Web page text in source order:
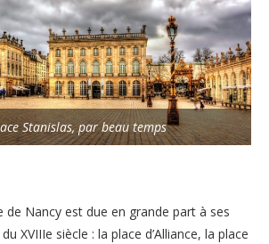
Stanislas, par beau temps
de Nancy est due en grande part à ses
XVIIIe siècle : la place d’Alliance, la place